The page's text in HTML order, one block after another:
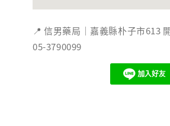
📍 信男藥局｜嘉義縣朴子市613
05-3790099